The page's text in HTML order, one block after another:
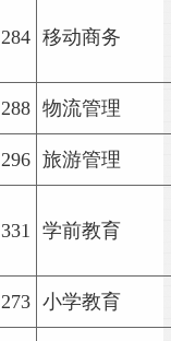
284 移动商务
288 物流管理
296 旅游管理
331 学前教育
273 小学教育